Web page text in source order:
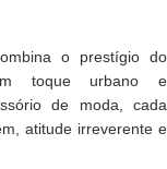
o prestígio do
toque urbano e
de moda, cada
atitude irreverente e